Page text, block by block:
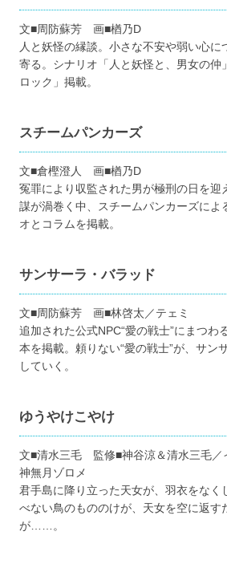
文■周防蘇芳 画■楢乃D
人と妖怪の縁談。小さな不安や弱い心に
寄る。シナリオ「人と妖怪と、男女の仲
ロック」掲載。
スチームパンカーズ
文■倉樫澄人 画■楢乃D
冤罪により収監された男が極刑の日を迎
謀が渦巻く中、スチームパンカーズによ
オとコラムを掲載。
サンサーラ・バラッド
文■周防蘇芳 画■林啓太／テェミ
追加された公式NPC“愛の戦士”にまつわ
本を掲載。頼りない“愛の戦士”が、サン
していく。
ゆうやけこやけ
文■清水三毛 監修■神谷涼＆清水三毛
神無月ゾロメ
君手島に降り立った天女が、羽衣をなく
べない鳥のもののけが、天女を空に返す
が……。